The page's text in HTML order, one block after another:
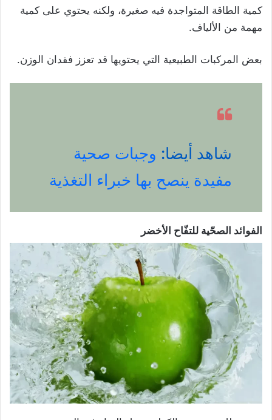
كمية الطاقة المتواجدة فيه صغيرة، ولكنه يحتوي على كمية
مهمة من الألياف.
بعض المركبات الطبيعية التي يحتويها قد تعزز فقدان الوزن.
شاهد أيضا: وجبات صحية
مفيدة ينصح بها خبراء التغذية
الفوائد الصحّية للتفّاح الأخضر